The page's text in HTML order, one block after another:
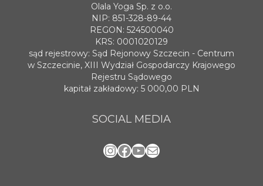
Olala Yoga Sp. z o.o.
NIP: 851-328-89-44
REGON: 524500040
KRS: 0001020129
sąd rejestrowy: Sąd Rejonowy Szczecin - Centrum
w Szczecinie, XIII Wydział Gospodarczy Krajowego
Rejestru Sądowego
kapitał zakładowy: 5 000,00 PLN
SOCIAL MEDIA
Instagram
Facebook
YouTube
Mail